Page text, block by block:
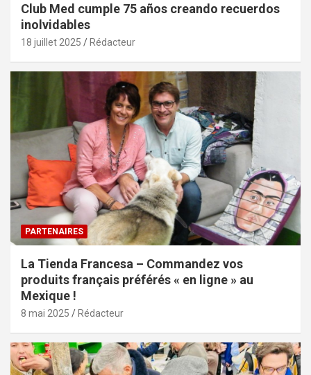
Club Med cumple 75 años creando recuerdos
inolvidables
18 juillet 2025 Rédacteur
PARTENAIRES
La Tienda Francesa – Commandez vos
produits français préférés « en ligne » au
Mexique !
8 mai 2025 Rédacteur